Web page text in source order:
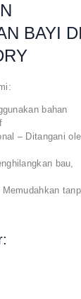
BAYI DI
bahan
– Ditangani
bau,